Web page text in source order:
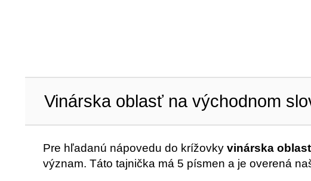
Vinárska oblasť na východnom
Pre hľadanú nápovedu do krížovky vinárska
význam. Táto tajnička má 5 písmen a je overená